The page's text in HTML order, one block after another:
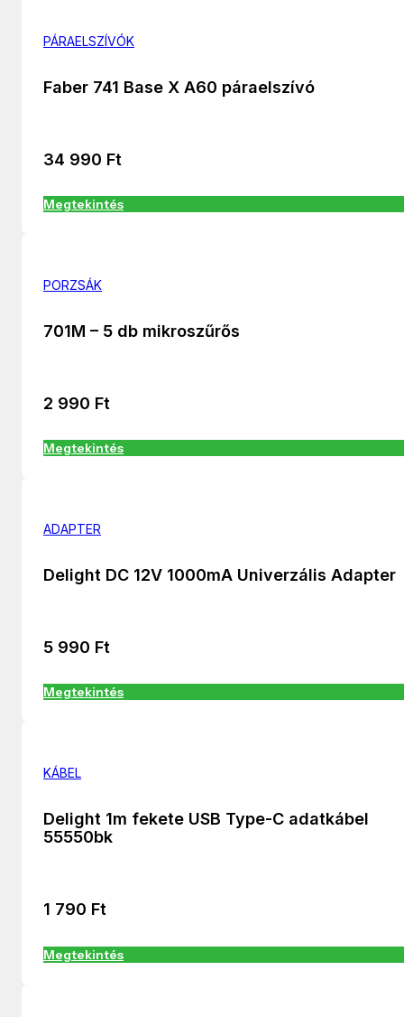
PÁRAELSZÍVÓK
Faber 741 Base X A60 páraelszívó
34 990 Ft
Megtekintés
PORZSÁK
701M – 5 db mikroszűrős
2 990 Ft
Megtekintés
ADAPTER
Delight DC 12V 1000mA Univerzális Adapter
5 990 Ft
Megtekintés
KÁBEL
Delight 1m fekete USB Type-C adatkábel
55550bk
1 790 Ft
Megtekintés